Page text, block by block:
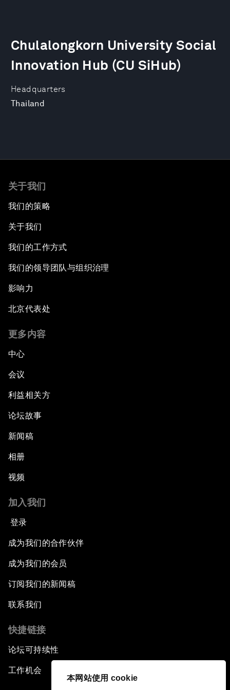
本网站使用 cookie
Headquarters
Thailand
Chulalongkorn University Social
Innovation Hub (CU SiHub)
关于我们
我们的策略
关于我们
我们的工作方式
我们的领导团队与组织治理
影响力
北京代表处
更多内容
中心
会议
利益相关方
论坛故事
新闻稿
相册
视频
加入我们
登录
成为我们的合作伙伴
成为我们的会员
订阅我们的新闻稿
联系我们
快捷链接
论坛可持续性
工作机会